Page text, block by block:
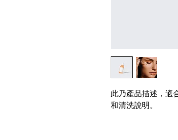
此乃產品描述，適
和清洗說明。